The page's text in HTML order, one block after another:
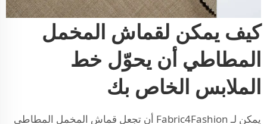
كيف يمكن لقماش المخمل
المطاطي أن يحوّل خط
الملابس الخاص بك
يمكن لـ Fabric4Fashion أن تجعل قماش المخمل المطاطي